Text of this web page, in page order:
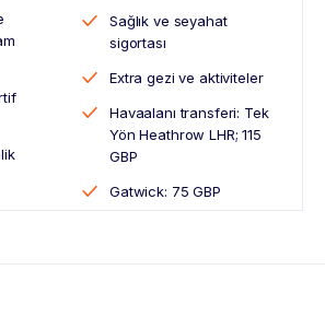
Sağlık ve seyahat
sigortası
Extra gezi ve aktiviteler
Havaalanı transferi: Tek
Yön Heathrow LHR; 115
GBP
Gatwick: 75 GBP